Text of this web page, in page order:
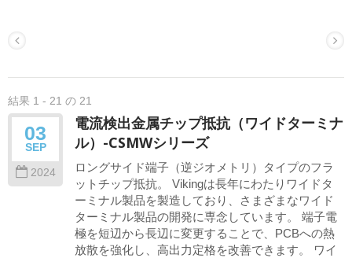
結果 1 - 21 の 21
03
SEP
2024
電流検出金属チップ抵抗（ワイドターミナ
ル）-CSMWシリーズ
ロングサイド端子（逆ジオメトリ）タイプのフラ
ットチップ抵抗。 Vikingは長年にわたりワイドタ
ーミナル製品を製造しており、さまざまなワイド
ターミナル製品の開発に専念しています。 端子電
極を短辺から長辺に変更することで、PCBへの熱
放散を強化し、高出力定格を改善できます。 ワイ